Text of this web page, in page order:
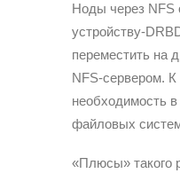
Ноды через NFS
устройству-
переместить на
NFS-сервером.
необходимость
файловых
«Плюсы» такого